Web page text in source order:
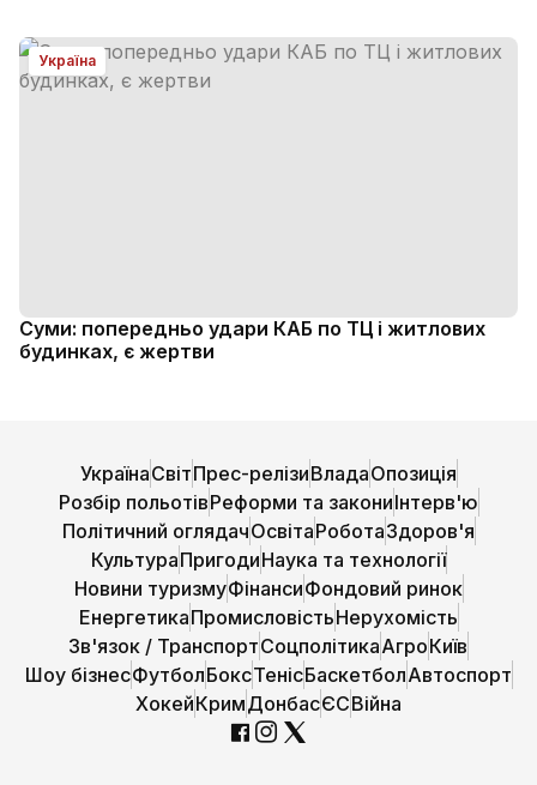
Україна
Суми: попередньо удари КАБ по ТЦ і житлових
будинках, є жертви
УкраїнаСвітПрес-релізиВладаОпозиція
Розбір польотівРеформи та закониІнтерв'ю
Політичний оглядачОсвітаРоботаЗдоров'я
КультураПригодиНаука та технології
Новини туризмуФінансиФондовий ринок
ЕнергетикаПромисловістьНерухомість
Зв'язок / ТранспортСоцполітикаАгроКиїв
Шоу бізнесФутболБоксТенісБаскетболАвтоспорт
ХокейКримДонбасЄСВійна